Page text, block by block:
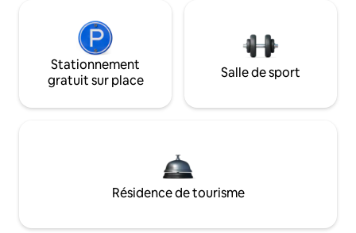
Stationnement
gratuit sur place
Salle de sport
Résidence de tourisme